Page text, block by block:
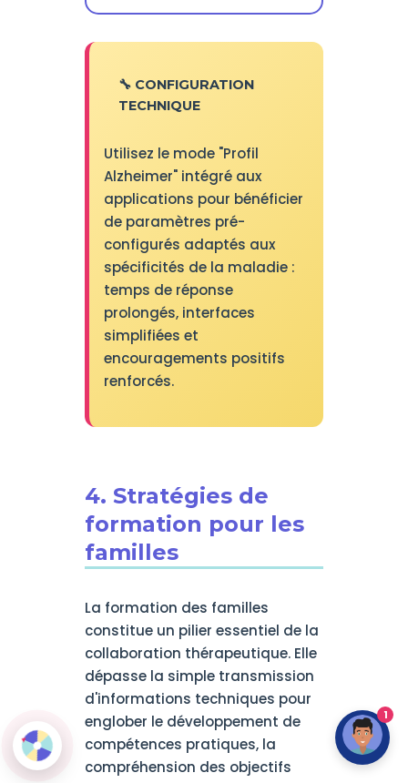
🔧 CONFIGURATION
TECHNIQUE
Utilisez le mode "Profil
Alzheimer" intégré aux
applications pour bénéficier
de paramètres pré-
configurés adaptés aux
spécificités de la maladie :
temps de réponse
prolongés, interfaces
simplifiées et
encouragements positifs
renforcés.
4. Stratégies de
formation pour les
familles
La formation des familles
constitue un pilier essentiel de la
collaboration thérapeutique. Elle
dépasse la simple transmission
d'informations techniques pour
englober le développement de
compétences pratiques, la
compréhension des objectifs
1